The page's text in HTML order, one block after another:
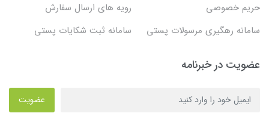
حریم خصوصی
رویه های ارسال سفارش
سامانه رهگیری مرسولات پستی
سامانه ثبت شکایات پستی
عضویت در خبرنامه
عضویت